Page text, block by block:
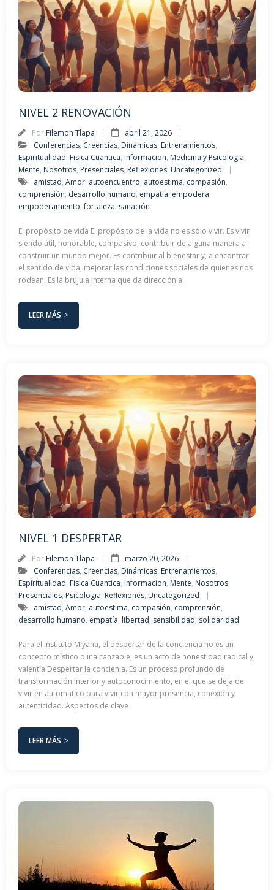
NIVEL 2 RENOVACIÓN
Por Filemon Tlapa
abril 21, 2026
Conferencias, Creencias, Dinámicas, Entrenamientos,
Espiritualidad, Fisica Cuantica, Informacion, Medicina y Psicologia,
Mente, Nosotros, Presenciales, Reflexiones, Uncategorized
amistad, Amor, autoencuentro, autoestima, compasión,
comprensión, desarrollo humano, empatía, empodera,
empoderamiento,fortaleza, sanación
El propósito de vida El propósito de la vida no es sólo vivir. Es vivir
siendo útil, honorable, compasivo, contribuir de alguna manera a
construir un mundo mejor. Es contribuir al bienestar y, a encontrar
el sentido de vida, mejorar las condiciones sociales de quienes nos
rodean. Es la brújula interna que da dirección a
LEER MÁS
NIVEL 1 DESPERTAR
Por Filemon Tlapa
marzo 20, 2026
Conferencias, Creencias, Dinámicas, Entrenamientos,
Espiritualidad, Fisica Cuantica, Informacion, Mente, Nosotros,
Presenciales, Psicologia, Reflexiones, Uncategorized
amistad, Amor, autoestima, compasión, comprensión,
desarrollo humano, empatía, libertad, sensibilidad, solidaridad
Para el instituto Miyana, el despertar de la conciencia no es un
concepto místico o inalcanzable, es un acto de honestidad radical y
valentía Despertar la concienia. Es un proceso profundo de
transformación interior y autoconocimiento, en el que se deja de
vivir en automático para vivir con mayor presencia, conexión y
autenticidad. Aspectos de clave
LEER MÁS